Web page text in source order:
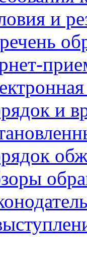
и
и